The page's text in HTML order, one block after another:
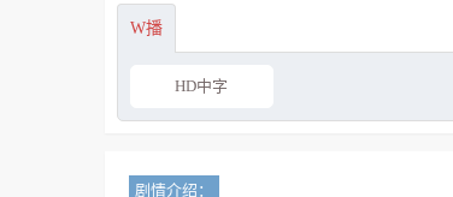
W播
HD中字
剧情介绍：